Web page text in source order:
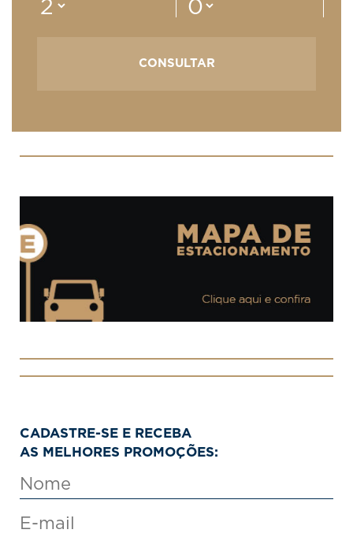
CADASTRE-SE E RECEBA
AS MELHORES PROMOÇÕES: